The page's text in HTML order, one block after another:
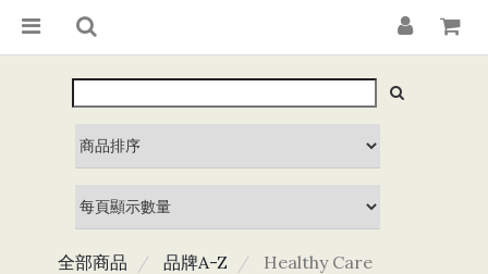
全部商品 品牌A-Z Healthy Care